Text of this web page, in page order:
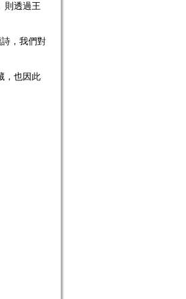
則透過王
，我們對
，也因此